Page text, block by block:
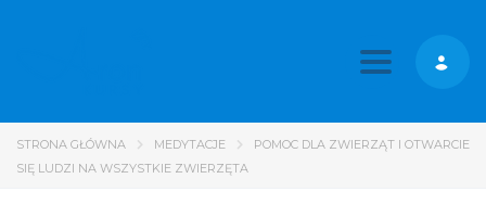
Toggle
STRONA GŁÓWNA MEDYTACJE
POMOC DLA ZWIERZĄT I OTWARCIE
SIĘ LUDZI NA WSZYSTKIE ZWIERZĘTA